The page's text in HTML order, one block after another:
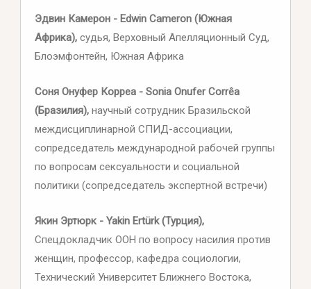
Эдвин Камерон - Edwin Cameron (Южная
Африка),судья, Верховный Апелляционный Суд,
Блоэмфонтейн, Южная Африка
Соня Онуфер Корреа - Sonia Onufer Corrêa
(Бразилия),научный сотрудник Бразильской
междисциплинарной СПИД-ассоциации,
сопредседатель международной рабочей группы
по вопросам сексуальности и социальной
политики (сопредседатель экспертной встречи)
Якин Эртюрк - Yakin Ertürk (Турция),
Спецдокладчик ООН по вопросу насилия против
женщин, профессор, кафедра социологии,
Технический Университет Ближнего Востока,